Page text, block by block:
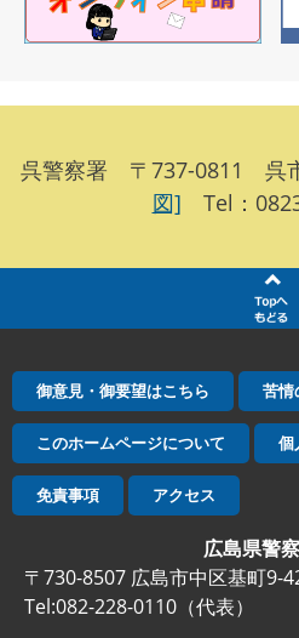
呉警察署 〒737-0811 呉
図] Tel：
御意見・御要望はこちら 苦情
このホームページについて 個
免責事項 アクセス
広島県警
〒730-8507 広島市中区基町9-
Tel:082-228-0110（代表）